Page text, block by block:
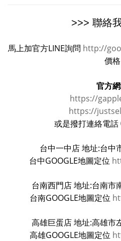
>>> 聯絡
馬上加官方LINE詢問 http://
價格
官方
https://
https://
或是撥打連絡電話
台中一中店 地址:台中
台中GOOGLE地圖定位
台南西門店 地址:台南市
台南GOOGLE地圖定位
高雄巨蛋店 地址:高雄市
高雄GOOGLE地圖定位